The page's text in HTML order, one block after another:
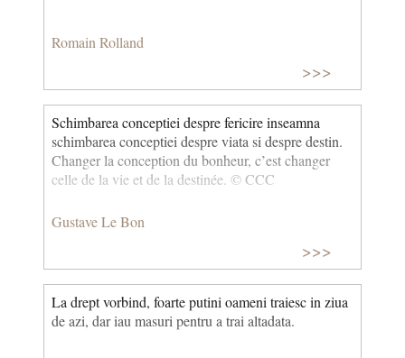
Romain Rolland
>>>
Schimbarea conceptiei despre fericire inseamna
schimbarea conceptiei despre viata si despre destin.
Changer la conception du bonheur, c’est changer
celle de la vie et de la destinée. © CCC
Gustave Le Bon
>>>
La drept vorbind, foarte putini oameni traiesc in ziua
de azi, dar iau masuri pentru a trai altadata.